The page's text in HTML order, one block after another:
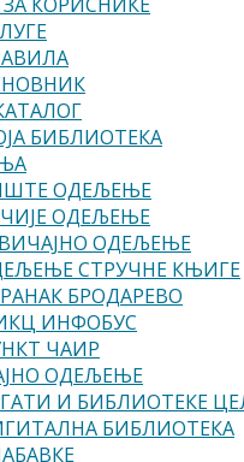
БИБЛИОТЕКА
ОДЕЉЕЊЕ
ОДЕЉЕЊЕ
ОДЕЉЕЊЕ
СТРУЧНЕ КЊИГЕ
БРОДАРЕВО
ИНФОБУС
ЧАИР
ОДЕЉЕЊЕ
И БИБЛИОТЕКЕ
БИБЛИОТЕКА